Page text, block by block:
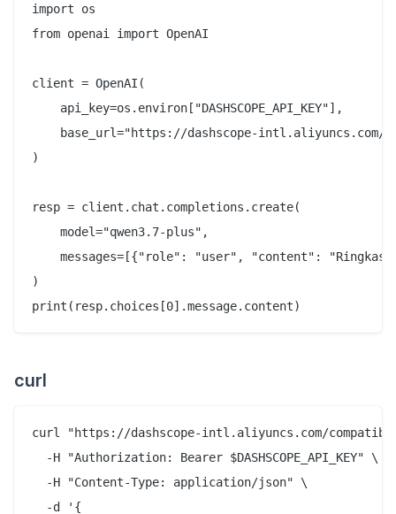
import os
from openai import OpenAI
client = OpenAI(
    api_key=os.environ["DASHSCOPE_API_KEY"],
base_url="https://dashscope-intl.aliyuncs.com/
)
resp = client.chat.completions.create(
    model="qwen3.7-plus",
messages=[{"role": "user", "content": "Ringkas
)
curl
curl "https://dashscope-intl.aliyuncs.com/
  -H "Authorization: Bearer $DASHSCOPE_API_KEY" \
  -H "Content-Type: application/json" \
  -d '{